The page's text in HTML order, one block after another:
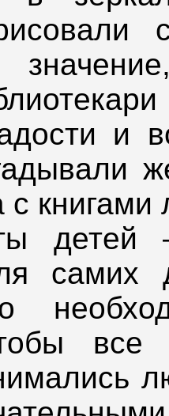
и
с
детей
самих
все